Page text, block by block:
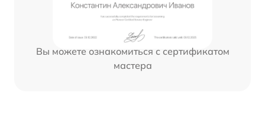
Вы можете ознакомиться с сертификатом
мастера